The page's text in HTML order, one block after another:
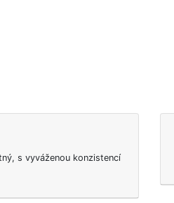
s vyváženou konzistencí